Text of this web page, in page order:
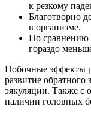
к резкому
Благотворно
в организме.
По сравнению
гораздо
Побочные эффекты
развитие
эякуляции. Также с
наличии головных